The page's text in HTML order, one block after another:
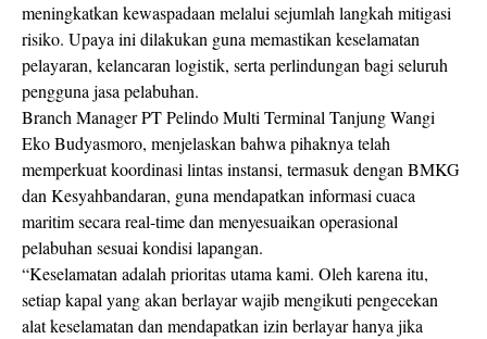
meningkatkan kewaspadaan melalui sejumlah langkah mitigasi
risiko. Upaya ini dilakukan guna memastikan keselamatan
pelayaran, kelancaran logistik, serta perlindungan bagi seluruh
pengguna jasa pelabuhan.
Branch Manager PT Pelindo Multi Terminal Tanjung Wangi
Eko Budyasmoro, menjelaskan bahwa pihaknya telah
memperkuat koordinasi lintas instansi, termasuk dengan BMKG
dan Kesyahbandaran, guna mendapatkan informasi cuaca
maritim secara real-time dan menyesuaikan operasional
pelabuhan sesuai kondisi lapangan.
“Keselamatan adalah prioritas utama kami. Oleh karena itu,
setiap kapal yang akan berlayar wajib mengikuti pengecekan
alat keselamatan dan mendapatkan izin berlayar hanya jika